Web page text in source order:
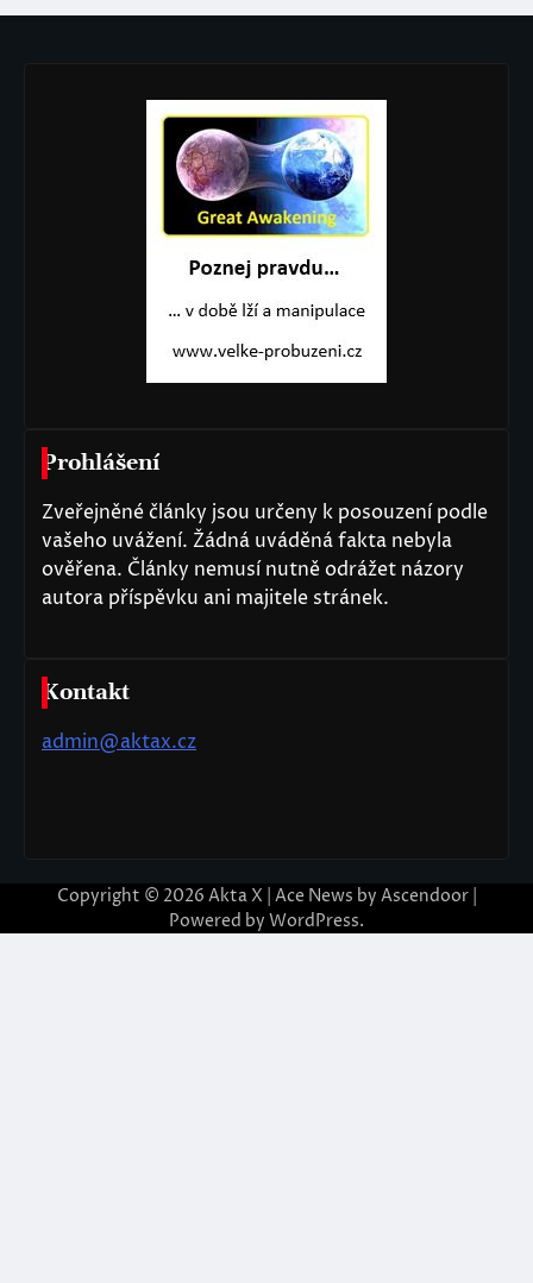
Prohlášení
Zveřejněné články jsou určeny k posouzení podle
vašeho uvážení. Žádná uváděná fakta nebyla
ověřena. Články nemusí nutně odrážet názory
autora příspěvku ani majitele stránek.
Kontakt
admin@aktax.cz
Copyright © 2026 Akta X | Ace News by Ascendoor|
Powered by WordPress.